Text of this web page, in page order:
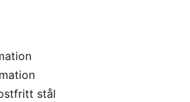
stål